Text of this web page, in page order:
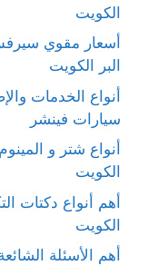
الكويت
أسعار مقوي
البر الكويت
أنواع الخدمات
سيارات فينشر
أنواع شتر و
الكويت
أهم أنواع دكتات
الكويت
أهم الأسئلة